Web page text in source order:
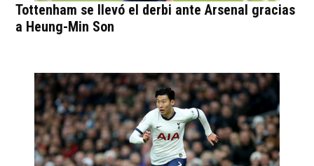
Tottenham se llevó el derbi ante Arsenal gracias
a Heung-Min Son